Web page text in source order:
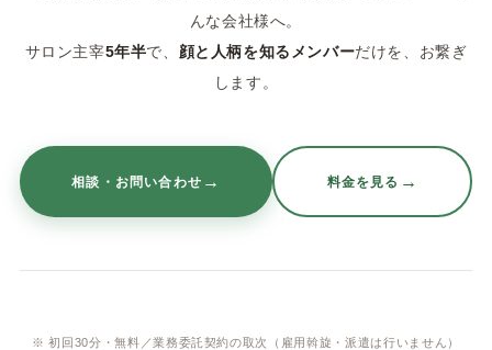
んな会社様へ。
サロン主宰5年半で、 顔と人柄を知るメンバーだけを、お繋ぎ
します。
相談・お問い合わせ → 料金を見る →
※ 初回30分・無料／業務委託契約の取次（雇用斡旋・派遣は行いません）